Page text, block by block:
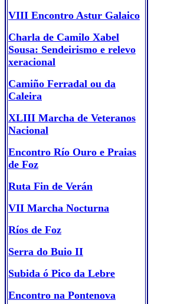
VIII Encontro Astur Galaico
Charla de Camilo Xabel
Sousa: Sendeirismo e relevo
xeracional
Camiño Ferradal ou da
Caleira
XLIII Marcha de Veteranos
Nacional
Encontro Río Ouro e Praias
de Foz
Ruta Fin de Verán
VII Marcha Nocturna
Ríos de Foz
Serra do Buio II
Subida ó Pico da Lebre
Encontro na Pontenova